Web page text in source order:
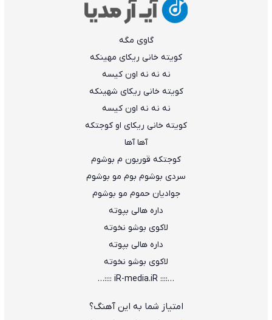
ﮔﺎوی ﻣﮕﻪ
ﻛﻮﻳﺘﻪ ﺧﺎﻧﻰ رﻳﻜﺎی ﻣﻬﻴﻨﻜﻪ
ﻧﻪ ﻧﻪ ﻧﻪ اون ﻛﻴﺴﻪ
ﻛﻮﻳﺘﻪ ﺧﺎﻧﻰ رﻳﻜﺎی ﺷﻬﻴﻨﻜﻪ
ﻧﻪ ﻧﻪ ﻧﻪ اون ﻛﻴﺴﻪ
ﻛﻮﻳﺘﻪ ﺧﺎﻧﻰ رﻳﻜﺎی او ﻛﻮﺟﺘﻜﻪ
آﻫﺎ آﻫﺎ
ﻛﻮﺟﺘﻜﻪ ﻗﻮرﺑﻮن م ﺑﻮﺷﻮم
ﺳﺮدی ﺑﻮﺷﻮم ﺑﻮم ﻣﻮ ﺑﻮﺷﻮم
ﺟﻮادﻳﺎن ﺣﻤﻮم ﻣﻮ ﺑﻮﺷﻮم
داره ﻫﺎﻟﻰ ﺑﭙﻮﺗﻪ
ﻟﺎﻛﻮی ﺑﻮﺷﻮ ﻧﺨﻮﺗﻪ
داره ﻫﺎﻟﻰ ﺑﭙﻮﺗﻪ
ﻟﺎﻛﻮی ﺑﻮﺷﻮ ﻧﺨﻮﺗﻪ
…:::: iR-media.iR ::::…
امتیاز شما به این آهنگ؟